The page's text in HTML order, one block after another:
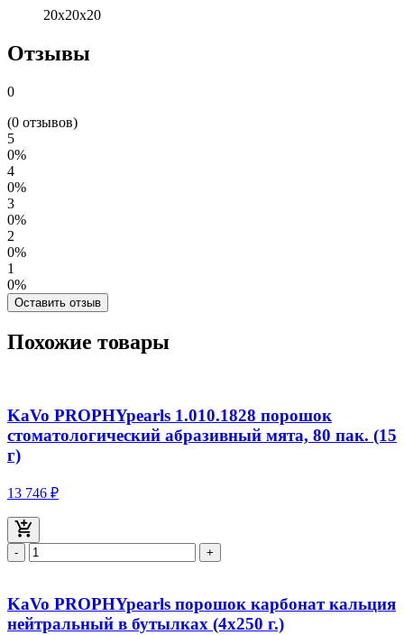
20х20х20
Отзывы
0
(0 отзывов)
5
0%
4
0%
3
0%
2
0%
1
0%
Оставить отзыв
Похожие товары
KaVo PROPHYpearls 1.010.1828 порошок
стоматологический абразивный мята, 80 пак. (15
г)
13 746 ₽
- +
KaVo PROPHYpearls порошок карбонат кальция
нейтральный в бутылках (4x250 г.)